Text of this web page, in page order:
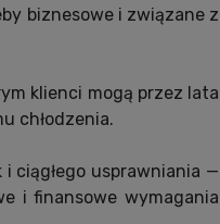
biznesowe i związane z
klienci mogą przez lata
chłodzenia.
ciągłego usprawniania —
i finansowe wymagania